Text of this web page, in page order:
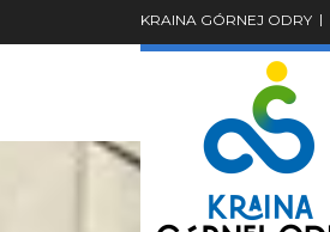
KRAINA GÓRNEJ ODRY |